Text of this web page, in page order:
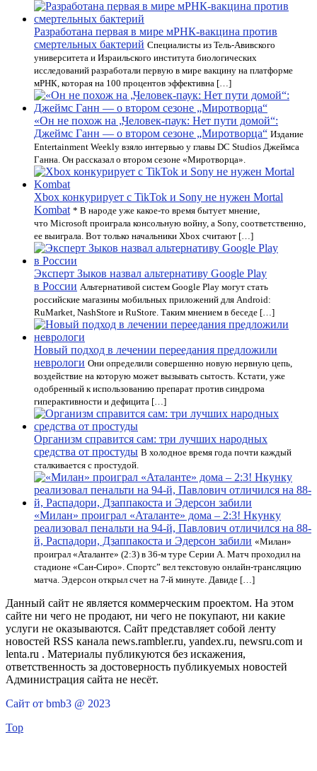
Разработана первая в мире мРНК-вакцина против
смертельных бактерий Специалисты из Тель-Авивского
университета и Израильского института биологических
исследований разработали первую в мире вакцину на платформе
мРНК, которая на 100 процентов эффективна […]
«Он не похож на „Человек-паук: Нет пути домой“:
Джеймс Ганн — о втором сезоне „Миротворца“ Издание
Entertainment Weekly взяло интервью у главы DC Studios Джеймса
Ганна. Он рассказал о втором сезоне «Миротворца».
Xbox конкурирует с TikTok и Sony не нужен Mortal
Kombat * В народе уже какое-то время бытует мнение,
что Microsoft проиграла консольную войну, а Sony, соответственно,
ее выиграла. Вот только начальники Xbox считают […]
Эксперт Зыков назвал альтернативу Google Play
в России Альтернативой систем Google Play могут стать
российские магазины мобильных приложений для Android:
RuMarket, NashStore и RuStore. Таким мнением в беседе […]
Новый подход в лечении переедания предложили
неврологи Они определили совершенно новую нервную цепь,
воздействие на которую может вызывать сытость. Кстати, уже
одобренный к использованию препарат против синдрома
гиперактивности и дефицита […]
Организм справится сам: три лучших народных
средства от простуды В холодное время года почти каждый
сталкивается с простудой.
«Милан» проиграл «Аталанте» дома – 2:3! Нкунку
реализовал пенальти на 94-й, Павлович отличился на 88-
й, Распадори, Дзаппакоста и Эдерсон забили «Милан»
проиграл «Аталанте» (2:3) в 36-м туре Серии А. Матч проходил на
стадионе «Сан-Сиро». Спортс” вел текстовую онлайн-трансляцию
матча. Эдерсон открыл счет на 7-й минуте. Давиде […]
Данный сайт не является коммерческим проектом. На этом
сайте ни чего не продают, ни чего не покупают, ни какие
услуги не оказываются. Сайт представляет собой ленту
новостей RSS канала news.rambler.ru, yandex.ru, newsru.com и
lenta.ru . Материалы публикуются без искажения,
ответственность за достоверность публикуемых новостей
Администрация сайта не несёт.
Сайт от bmb3 @ 2023
Top